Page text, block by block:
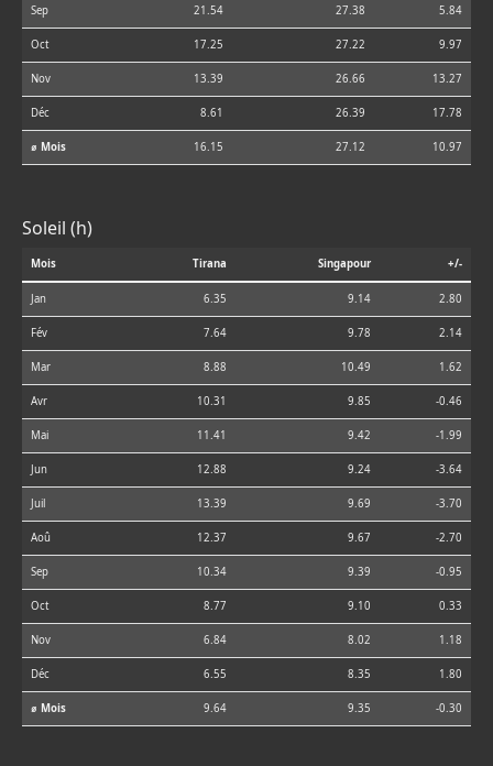
Sep 21.54 27.38 5.84
Oct 17.25 27.22 9.97
Nov 13.39 26.66 13.27
Déc 8.61 26.39 17.78
⌀ Mois 16.15 27.12 10.97
Soleil (h)
Mois Tirana Singapour +/-
Jan 6.35 9.14 2.80
Fév 7.64 9.78 2.14
Mar 8.88 10.49 1.62
Avr 10.31 9.85 -0.46
Mai 11.41 9.42 -1.99
Jun 12.88 9.24 -3.64
Juil 13.39 9.69 -3.70
Aoû 12.37 9.67 -2.70
Sep 10.34 9.39 -0.95
Oct 8.77 9.10 0.33
Nov 6.84 8.02 1.18
Déc 6.55 8.35 1.80
⌀ Mois 9.64 9.35 -0.30